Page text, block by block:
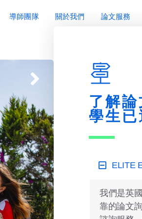
導師團隊 關於我們 論文服務
了解
學生已
ELITE
我們是英
靠的論文